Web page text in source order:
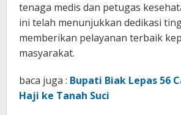
tenaga medis dan petugas
ini telah menunjukkan dedikasi
memberikan pelayanan terbaik
masyarakat.
baca juga : Bupati Biak Lepas 56
Haji ke Tanah Suci